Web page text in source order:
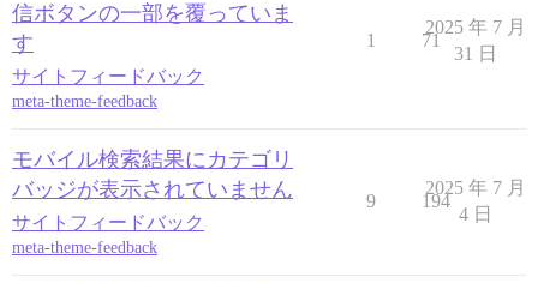
信ボタンの一部を覆っていま
す
サイトフィードバック
meta-theme-feedback
1 71
2025 年 7 月
31 日
モバイル検索結果にカテゴリ
バッジが表示されていません
サイトフィードバック
meta-theme-feedback
9 194
2025 年 7 月
4 日